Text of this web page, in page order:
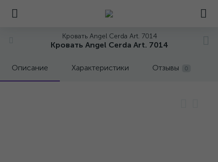
Кровать Angel Cerda Art. 7014
Кровать Angel Cerda Art. 7014
Описание Характеристики Отзывы 0